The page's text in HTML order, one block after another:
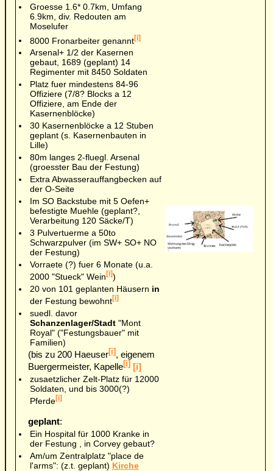
Groesse 1.6* 0.7km, Umfang
6.9km, div. Redouten am
Moselufer
8000 Fronarbeiter genannt[i]
Arsenal+ 1/2 der Kasernen
gebaut, 1689 (geplant) 14
Regimenter mit 8450 Soldaten
Platz fuer mindestens 84-96
Offiziere (7/8? Blocks a 12
Offiziere, am Ende der
Kasernenblöcke)
30 Kasernenblöcke a 12 Stuben
geplant (s. Kasernenbauten in
Lille)
80m langes 2-fluegl. Arsenal
(groesster Bau der Festung)
Extra Abwasserauffangbecken auf
der O-Seite
Im SO Backstube mit 5 Oefen+
befestigte Muehle (geplant?,
Verarbeitung 120 Säcke/T)
3 Pulvertuerme a 50to
Schwarzpulver (im SW+ SO+ NO
der Festung)
Vorraete (?) fuer 6 Monate (u.a.
2000 "Stueck" Wein [i])
20 von 101 geplanten Häusern in
der Festung bewohnt[i]
suedl. davor
Schanzenlager/Stadt"Mont
Royal" ("Festungsbauer" mit
Familien)
(bis zu 200 Haeuser[i], eigenem
Buergermeister, Kapelle[i] [i]
zusaetzlicher Zelt-Platz für 12000
Soldaten, und bis 3000(?)
Pferde[i]
geplant:
Ein Hospital für 1000 Kranke in
der Festung , in Corvey gebaut?
Am/um Zentralplatz "place de
l'arms": (z.t. geplant) Kirche